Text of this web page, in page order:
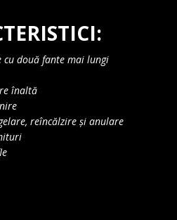
două fante mai lungi
înaltă
reîncălzire și anulare